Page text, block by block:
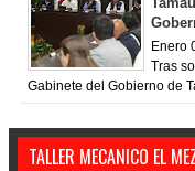
Enero
Tras
Gabinete del Gobierno de
TALLER MECANICO EL